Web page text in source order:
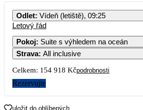
PO ÚT ST ČT PÁ
2 3
16
Odlet: Vídeň (letiště), 09:25
Letový řád
Pokoj:
Suite s výhledem na oceán
Strava: All inclusive
Celkem: 154 918 Kčpodrobnosti
Rezervujte
uložit do oblíbených